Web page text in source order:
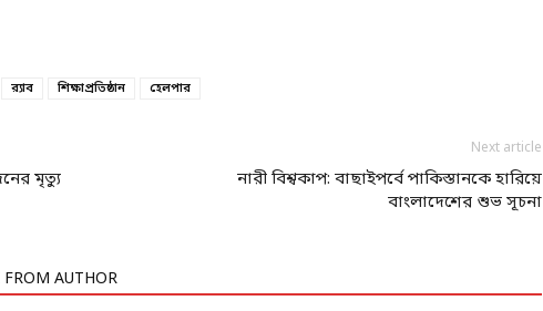
র‍্যাব শিক্ষাপ্রতিষ্ঠান হেলপার
মৃত্যু
Next article
নারী বিশ্বকাপ: বাছাইপর্বে পাকিস্তানকে হারিয়ে
বাংলাদেশের শুভ সূচনা
FROM AUTHOR